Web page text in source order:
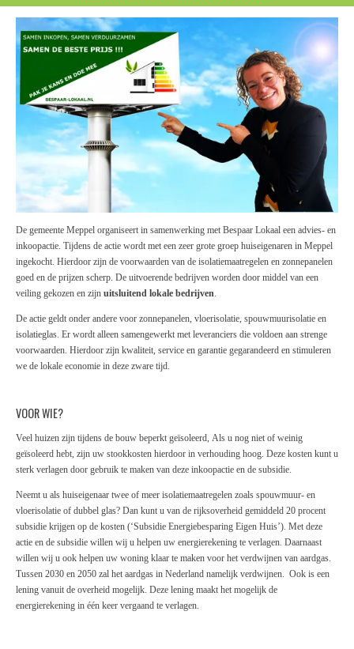
De gemeente Meppel organiseert in samenwerking met Bespaar Lokaal een advies- en
inkoopactie. Tijdens de actie wordt met een zeer grote groep huiseigenaren in Meppel
ingekocht. Hierdoor zijn de voorwaarden van de isolatiemaatregelen en zonnepanelen
goed en de prijzen scherp. De uitvoerende bedrijven worden door middel van een
veiling gekozen en zijn uitsluitend lokale bedrijven
De actie geldt onder andere voor zonnepanelen, vloerisolatie, spouwmuurisolatie en
isolatieglas. Er wordt alleen samengewerkt met leveranciers die voldoen aan strenge
voorwaarden. Hierdoor zijn kwaliteit, service en garantie gegarandeerd en stimuleren
we de lokale economie in deze zware tijd.
VOOR WIE?
Veel huizen zijn tijdens de bouw beperkt geïsoleerd, Als u nog niet of weinig
geïsoleerd hebt, zijn uw stookkosten hierdoor in verhouding hoog. Deze kosten kunt u
sterk verlagen door gebruik te maken van deze inkoopactie en de subsidie.
Neemt u als huiseigenaar twee of meer isolatiemaatregelen zoals spouwmuur- en
vloerisolatie of dubbel glas? Dan kunt u van de rijksoverheid gemiddeld 20 procent
subsidie krijgen op de kosten (‘Subsidie Energiebesparing Eigen Huis’). Met deze
actie en de subsidie willen wij u helpen uw energierekening te verlagen. Daarnaast
willen wij u ook helpen uw woning klaar te maken voor het verdwijnen van aardgas.
Tussen 2030 en 2050 zal het aardgas in Nederland namelijk verdwijnen. Ook is een
lening vanuit de overheid mogelijk. Deze lening maakt het mogelijk de
energierekening in één keer vergaand te verlagen.